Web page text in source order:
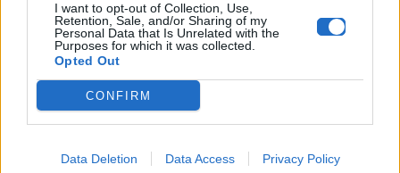
I want to opt-out of Collection, Use,
Retention, Sale, and/or Sharing of my
Personal Data that Is Unrelated with the
Purposes for which it was collected.
Opted Out
CONFIRM
Data Deletion Data Access Privacy Policy
Για σχόλια, μηνύματα ή φωτογραφικό υλικό
σχετικά με τοMad.gr , επισκεφτείτε μας στο
Facebook, επικοινωνήστε μέσω
ακολουθήστε μας στο